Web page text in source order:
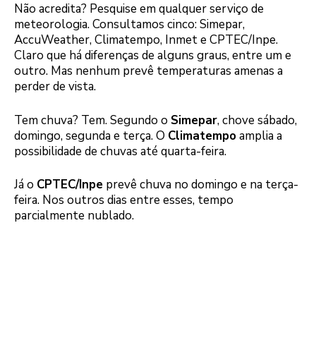
Não acredita? Pesquise em qualquer serviço de
meteorologia. Consultamos cinco: Simepar,
AccuWeather, Climatempo, Inmet e CPTEC/Inpe.
Claro que há diferenças de alguns graus, entre um e
outro. Mas nenhum prevê temperaturas amenas a
perder de vista.
Tem chuva? Tem. Segundo o Simepar, chove sábado,
domingo, segunda e terça. O Climatempoamplia a
possibilidade de chuvas até quarta-feira.
Já o CPTEC/Inpe prevê chuva no domingo e na terça-
feira. Nos outros dias entre esses, tempo
parcialmente nublado.